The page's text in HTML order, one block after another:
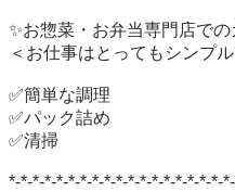
✨お惣菜・お弁当専門店での
＜お仕事はとってもシンプル
✅簡単な調理
✅パック詰め
✅清掃
*-*-*-*-*-*-*-*-*-*-*-*-*-*-*-*-*-*-